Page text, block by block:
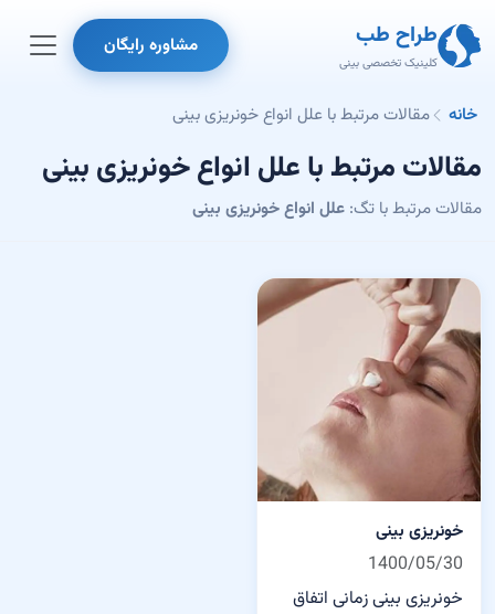
طراح طب
کلینیک تخصصی بینی
مشاوره رایگان
خانه مقالات مرتبط با علل انواع خونریزی بینی
مقالات مرتبط با علل انواع خونریزی بینی
مقالات مرتبط با تگ: علل انواع خونریزی بینی
خونریزی بینی
1400/05/30
خونریزی بینی زمانی اتفاق